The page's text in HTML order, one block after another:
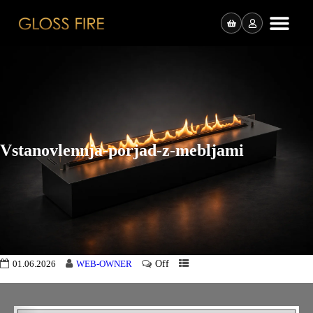
Vstanovlennja-porjad-z-mebljami
01.06.2026 WEB-OWNER Off